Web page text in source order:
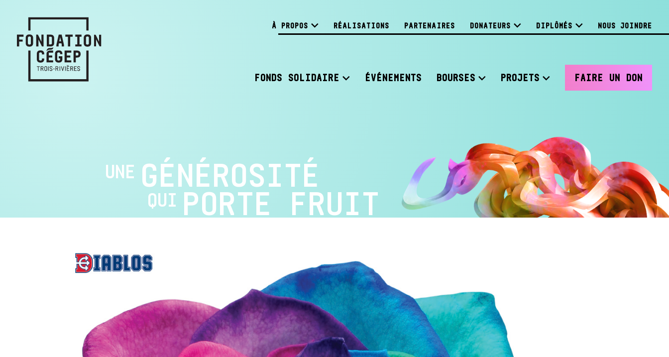
À PROPOS RÉALISATIONS PARTENAIRES DONATEURS DIPLÔMÉS NOUS JOINDRE
FONDS SOLIDAIRE ÉVÉNEMENTS BOURSES PROJETS FAIRE UN DON
UNE GÉNÉROSITÉ
QUI PORTE FRUIT